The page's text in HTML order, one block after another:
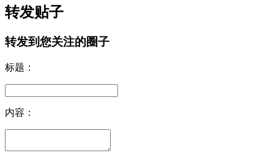
转发贴子
转发到您关注的圈子
标题：
内容：